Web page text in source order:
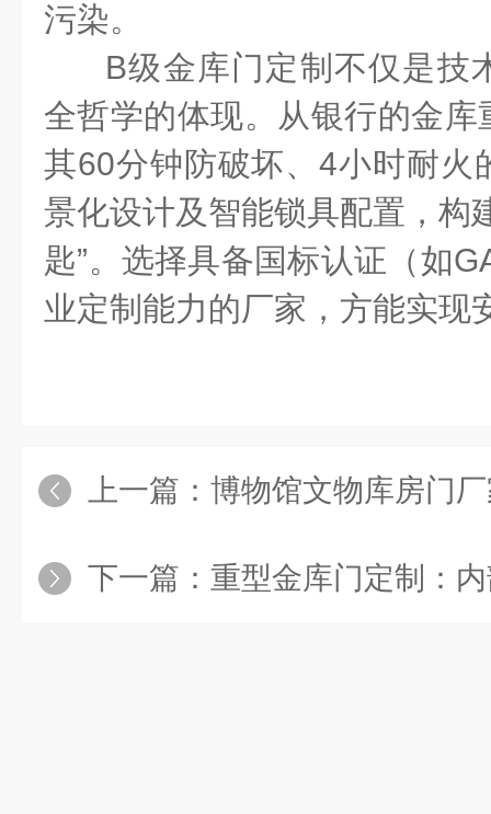
污染。
B级金库门定制不仅是技
全哲学的体现。从银行的金
其60分钟防破坏、4小时耐火
景化设计及智能锁具配置，构
匙”。选择具备国标认证（如
业定制能力的厂家，方能实现
上一篇： 博物馆文物库房门厂家：部
下一篇： 重型金库门定制：内